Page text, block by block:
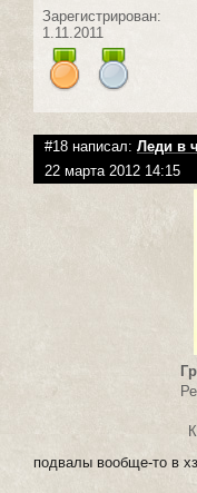
Зарегистрирован:
1.11.2011
#18 написал: Леди в
22 марта 2012 14:15
подвалы вообще-то в